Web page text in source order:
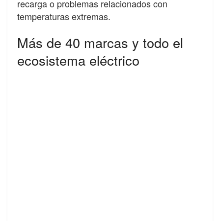
recarga o problemas relacionados con
temperaturas extremas.
Más de 40 marcas y todo el
ecosistema eléctrico